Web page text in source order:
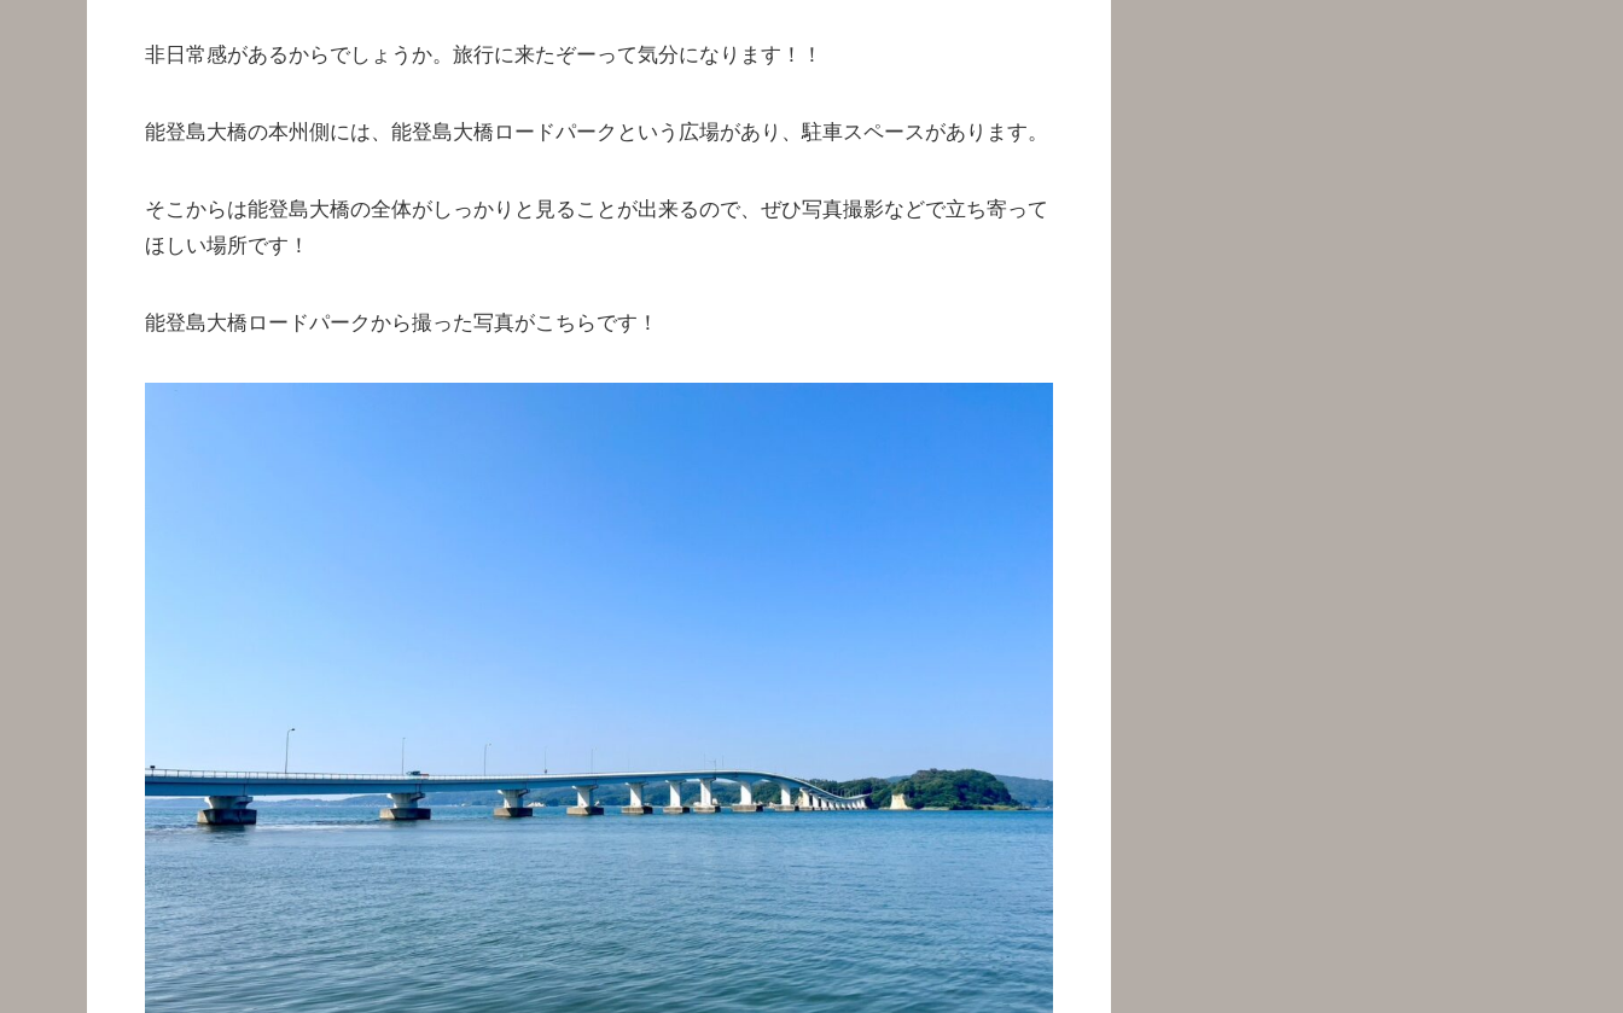
非日常感があるからでしょうか。旅行に来たぞーって気分になります！！
能登島大橋の本州側には、能登島大橋ロードパークという広場があり、駐車スペースがあります。
そこからは能登島大橋の全体がしっかりと見ることが出来るので、ぜひ写真撮影などで立ち寄って
ほしい場所です！
能登島大橋ロードパークから撮った写真がこちらです！